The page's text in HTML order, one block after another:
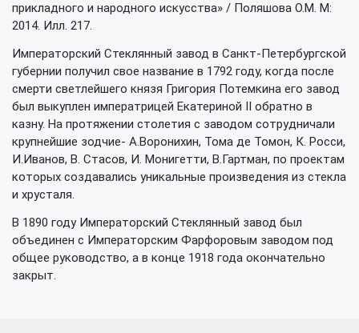
прикладного и народного искусства» / Поляшова О.М. М:
2014. Илл. 217.
Императорский Стеклянный завод в Санкт-Петербургской
губернии получил свое название в 1792 году, когда после
смерти светлейшего князя Григория Потемкина его завод
был выкуплен императрицей Екатериной II обратно в
казну. На протяжении столетия с заводом сотрудничали
крупнейшие зодчие- А.Воронихин, Тома де Томон, К. Росси,
И.Иванов, В. Стасов, И. Монигетти, В.Гартман, по проектам
которых создавались уникальные произведения из стекла
и хрусталя.
В 1890 году Императорский Стеклянный завод был
объединен с Императорским Фарфоровым заводом под
общее руководство, а в конце 1918 года окончательно
закрыт.